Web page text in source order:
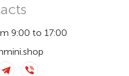
9:00 to 17:00